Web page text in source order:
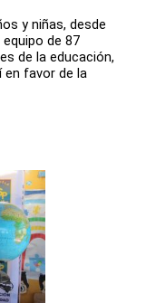
y niñas, desde
de 87
de la educación,
en favor de la